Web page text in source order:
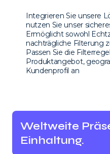
Integrieren Sie unsere
nutzen Sie unser
Ermöglicht sowohl
nachträgliche Filterung
Passen Sie die
Produktangebot,
Kundenprofil an
Weltweite
Einhaltung.